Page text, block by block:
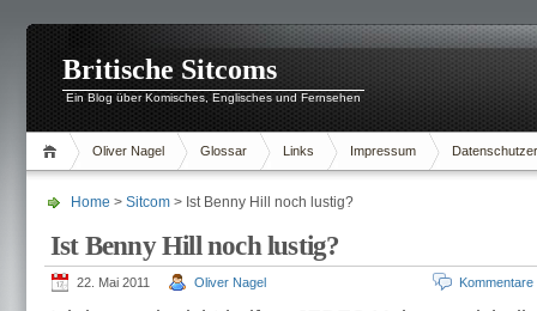
Britische Sitcoms
Ein Blog über Komisches, Englisches und Fernsehen
Oliver Nagel Glossar Links Impressum
Home > Sitcom > Ist Benny Hill noch lustig?
Ist Benny Hill noch lustig?
22. Mai 2011 Oliver Nagel Kommentare